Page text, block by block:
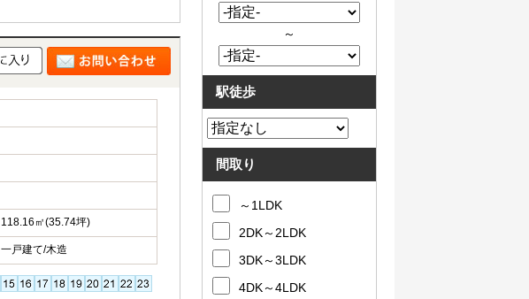
118.16㎡(35.74坪)
一戸建て/木造
～
駅徒歩
間取り
～1LDK
2DK～2LDK
3DK～3LDK
4DK～4LDK